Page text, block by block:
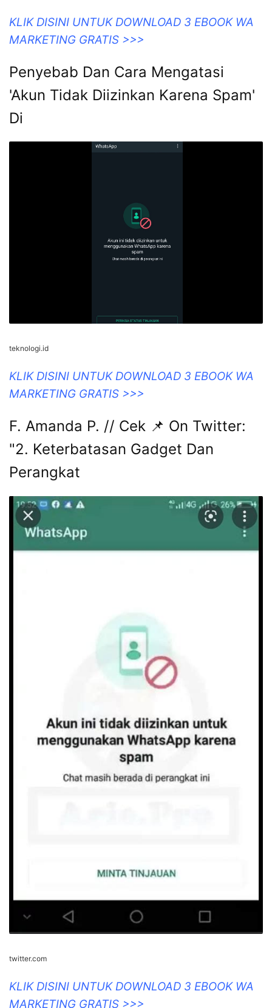
KLIK DISINI UNTUK DOWNLOAD 3 EBOOK WA
MARKETING GRATIS >>>
Penyebab Dan Cara Mengatasi
'Akun Tidak Diizinkan Karena Spam'
Di
teknologi.id
KLIK DISINI UNTUK DOWNLOAD 3 EBOOK WA
MARKETING GRATIS >>>
F. Amanda P. // Cek 📌 On Twitter:
"2. Keterbatasan Gadget Dan
Perangkat
twitter.com
KLIK DISINI UNTUK DOWNLOAD 3 EBOOK WA
MARKETING GRATIS >>>